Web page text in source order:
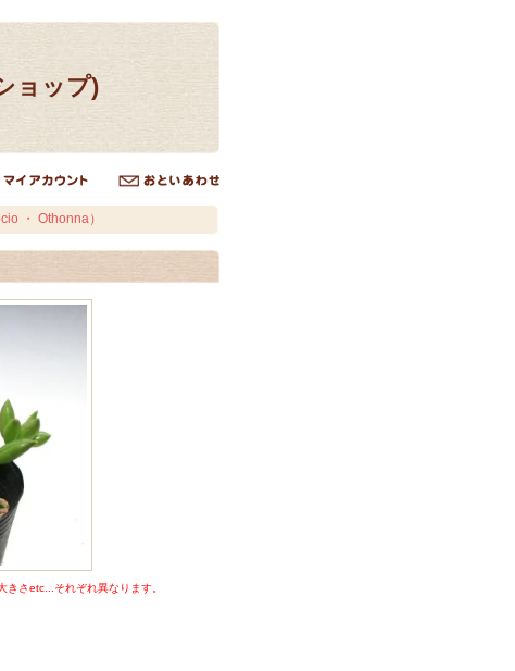
ョップ)
・ Othonna）
きさetc...それぞれ異なります。